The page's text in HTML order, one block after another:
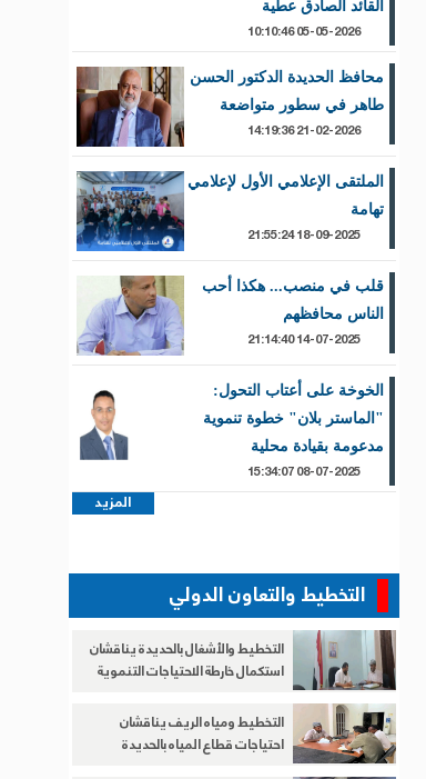
القائد الصادق عطية
05-05-2026 10:10:46
محافظ الحديدة الدكتور الحسن
طاهر في سطور متواضعة
21-02-2026 14:19:36
الملتقى الإعلامي الأول لإعلامي
تهامة
18-09-2025 21:55:24
قلب في منصب... هكذا أحب
الناس محافظهم
14-07-2025 21:14:40
الخوخة على أعتاب التحول:
"الماستر بلان" خطوة تنموية
مدعومة بقيادة محلية
08-07-2025 15:34:07
المزيد
التخطيط والتعاون الدولي
التخطيط والأشغال بالحديدة يناقشان
استكمال خارطة الاحتياجات التنموية
التخطيط ومياه الريف يناقشان
احتياجات قطاع المياه بالحديدة